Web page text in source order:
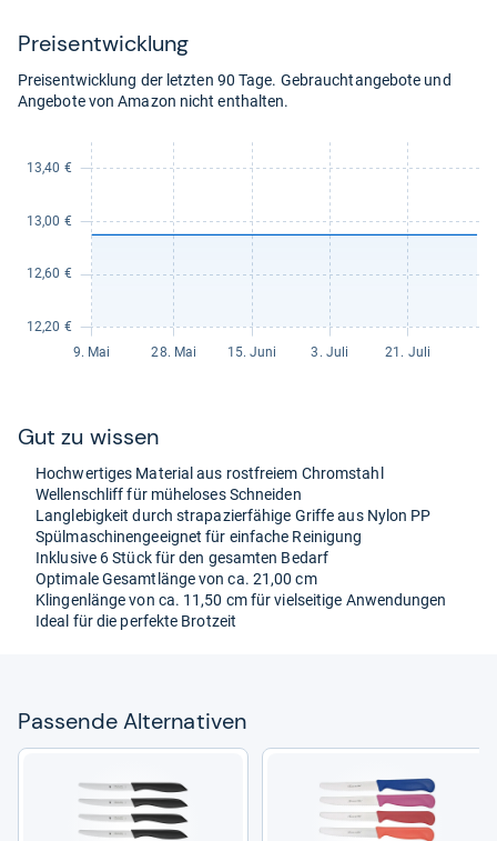
Preis­ent­wick­lung
Preisentwicklung der letzten 90 Tage. Gebrauchtangebote und
Angebote von Amazon nicht enthalten.
Gut zu wis­sen
Hoch­wer­ti­ges Mate­rial aus rost­freiem Chrom­stahl
Wel­len­schliff für mühe­lo­ses Schnei­den
Lang­le­big­keit durch stra­pa­zier­fä­hige Griffe aus Nylon PP
Spül­ma­schi­nen­ge­eig­net für ein­fa­che Rei­ni­gung
Inklu­sive 6 Stück für den gesam­ten Bedarf
Opti­male Gesamt­länge von ca. 21,00 cm
Klin­gen­länge von ca. 11,50 cm für viel­sei­tige Anwen­dun­gen
Ideal für die per­fekte Brot­zeit
Pas­sende Alter­na­ti­ven